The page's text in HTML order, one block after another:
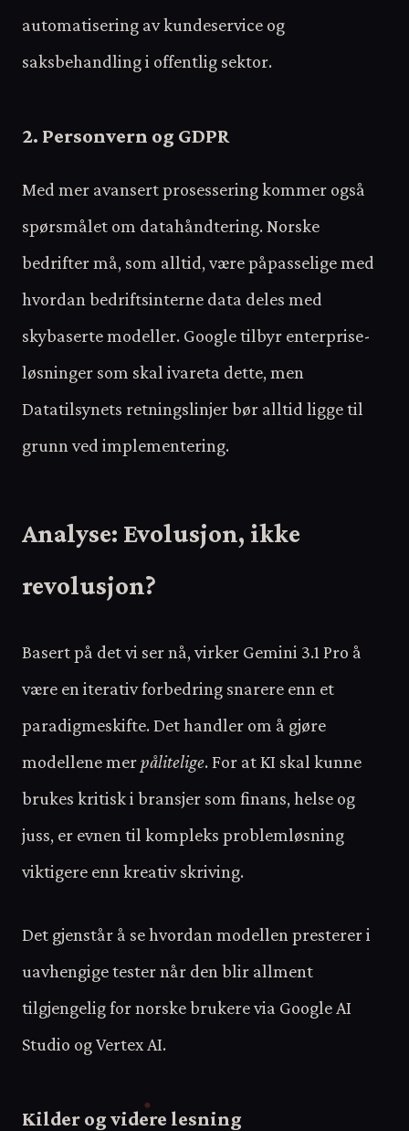
automatisering av kundeservice og
saksbehandling i offentlig sektor.
2. Personvern og GDPR
Med mer avansert prosessering kommer også
spørsmålet om datahåndtering. Norske
bedrifter må, som alltid, være påpasselige med
hvordan bedriftsinterne data deles med
skybaserte modeller. Google tilbyr enterprise-
løsninger som skal ivareta dette, men
Datatilsynets retningslinjer bør alltid ligge til
grunn ved implementering.
Analyse: Evolusjon, ikke
revolusjon?
Basert på det vi ser nå, virker Gemini 3.1 Pro å
være en iterativ forbedring snarere enn et
paradigmeskifte. Det handler om å gjøre
modellene merpålitelige. For at KI skal kunne
brukes kritisk i bransjer som finans, helse og
juss, er evnen til kompleks problemløsning
viktigere enn kreativ skriving.
Det gjenstår å se hvordan modellen presterer i
uavhengige tester når den blir allment
tilgjengelig for norske brukere via Google AI
Studio og Vertex AI.
Kilder og videre lesning